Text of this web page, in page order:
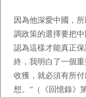
因為他深愛中國，
調政策的選擇要把
認為這樣才能真正
終，我明白了一個
收獲，就必須有所
想。”（《回憶錄》